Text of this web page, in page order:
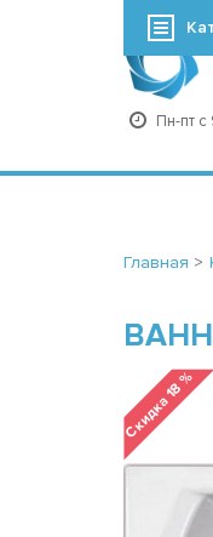
Пн-пт
Главная >
Скидка 18 %